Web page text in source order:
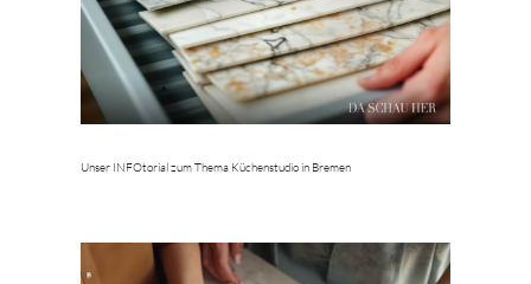
Unser INFOtorial zum Thema Küchenstudio in Bremen